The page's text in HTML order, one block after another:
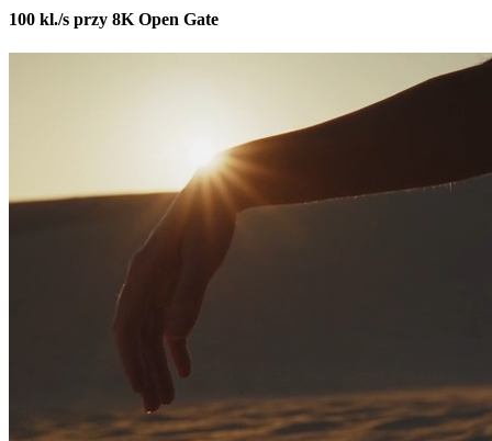
100 kl./s przy 8K Open Gate